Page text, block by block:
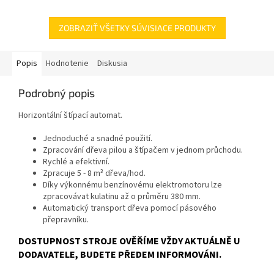
ZOBRAZIŤ VŠETKY SÚVISIACE PRODUKTY
Popis Hodnotenie Diskusia
Podrobný popis
Horizontální štípací automat.
Jednoduché a snadné použití.
Zpracování dřeva pilou a štípačem v jednom průchodu.
Rychlé a efektivní.
Zpracuje 5 - 8 m³ dřeva/hod.
Díky výkonnému benzínovému elektromotoru lze
zpracovávat kulatinu až o průměru 380 mm.
Automatický transport dřeva pomocí pásového
přepravníku.
DOSTUPNOST STROJE OVĚŘÍME VŽDY AKTUÁLNĚ U
DODAVATELE, BUDETE PŘEDEM INFORMOVÁNI.